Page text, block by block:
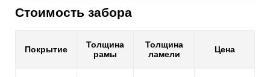
Стоимость забора
Покрытие
Толщина
рамы
Толщина
ламели
Цена